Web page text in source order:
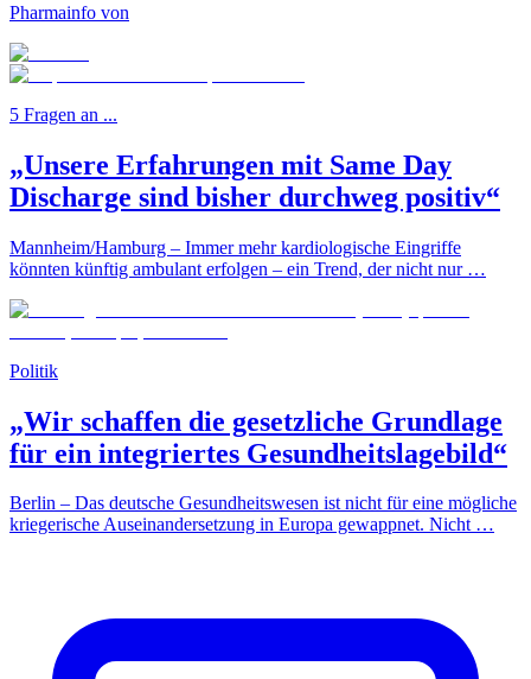
Pharmainfo von
5 Fragen an ...
„Unsere Erfahrungen mit Same Day
Discharge sind bisher durchweg positiv“
Mannheim/Hamburg – Immer mehr kardiologische Eingriffe
könnten künftig ambulant erfolgen – ein Trend, der nicht nur …
Politik
„Wir schaffen die gesetzliche Grundlage
für ein integriertes Gesundheitslagebild“
Berlin – Das deutsche Gesundheitswesen ist nicht für eine mögliche
kriegerische Auseinandersetzung in Europa gewappnet. Nicht …